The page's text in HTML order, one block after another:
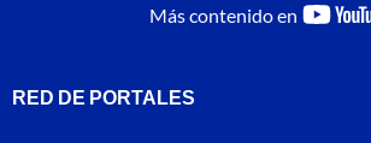
Más contenido en
RED DE PORTALES